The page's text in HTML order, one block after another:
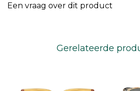
Een vraag over dit product
Gerelateerde